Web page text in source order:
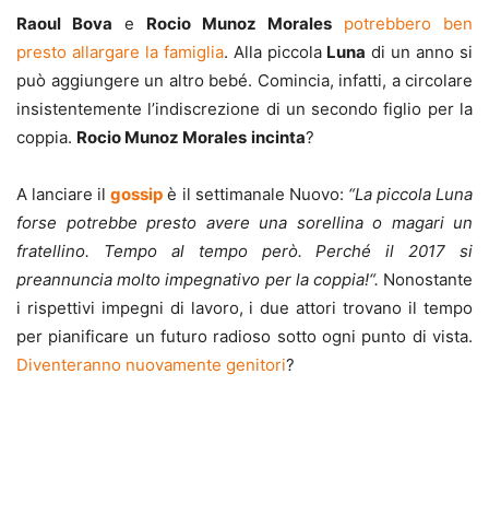
Raoul Bova e Rocio Munoz Morales
potrebbero ben
presto allargare la famiglia. Alla piccola Luna di un anno si
può aggiungere un altro bebé. Comincia, infatti, a circolare
insistentemente l’indiscrezione di un secondo figlio per la
coppia. Rocio Munoz Morales incinta?
A lanciare ilgossip è il settimanale Nuovo: “La piccola Luna
forse potrebbe presto avere una sorellina o magari un
fratellino. Tempo al tempo però. Perché il 2017 si
preannuncia molto impegnativo per la coppia!“. Nonostante
i rispettivi impegni di lavoro, i due attori trovano il tempo
per pianificare un futuro radioso sotto ogni punto di vista.
Diventeranno nuovamente genitori?